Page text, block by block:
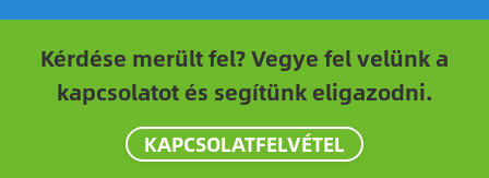
Kérdése merült fel? Vegye fel velünk a
kapcsolatot és segítünk eligazodni.
KAPCSOLATFELVÉTEL